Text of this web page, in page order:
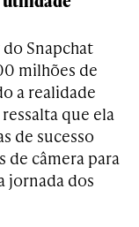
Snapchat
milhões de
a realidade
que ela
de sucesso
de câmera para
jornada dos